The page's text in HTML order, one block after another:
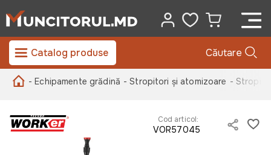
Catalog produse Căutare
- Echipamente grădină - Stropitori și atomizoare -
Cod articol:
VOR57045